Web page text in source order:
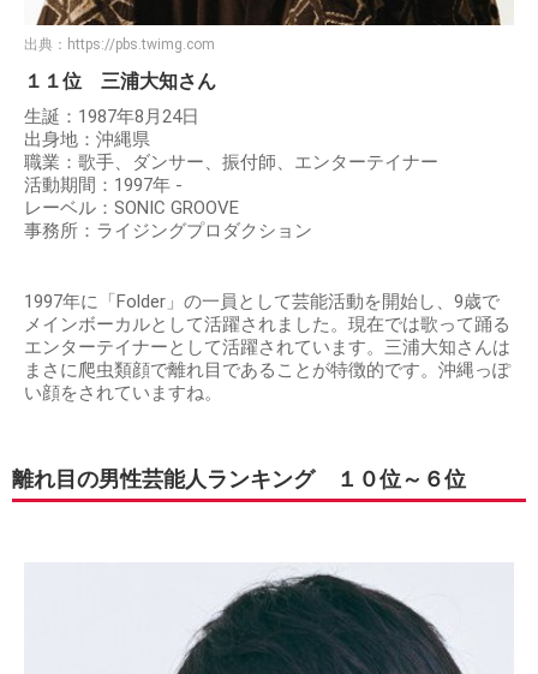
出典： https://pbs.twimg.com
１１位 三浦大知さん
生誕：1987年8月24日
出身地：沖縄県
職業：歌手、ダンサー、振付師、エンターテイナー
活動期間：1997年 -
レーベル：SONIC GROOVE
事務所：ライジングプロダクション
1997年に「Folder」の一員として芸能活動を開始し、9歳で
メインボーカルとして活躍されました。現在では歌って踊る
エンターテイナーとして活躍されています。三浦大知さんは
まさに爬虫類顔で離れ目であることが特徴的です。沖縄っぽ
い顔をされていますね。
離れ目の男性芸能人ランキング １０位～６位